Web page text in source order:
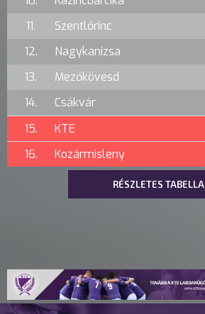
11.
Szentlőrinc
12.
Nagykanizsa
13.
Mezőkövesd
14.
Csákvár
15.
KTE
16.
Kozármisleny
RÉSZLETES TABELLA